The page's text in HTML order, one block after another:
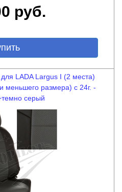
руб.
LADA Largus I (2 места)
меньшего размера) с 24г. -
серый